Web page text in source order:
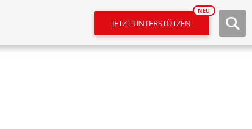
JETZT UNTERSTÜTZEN
NEU